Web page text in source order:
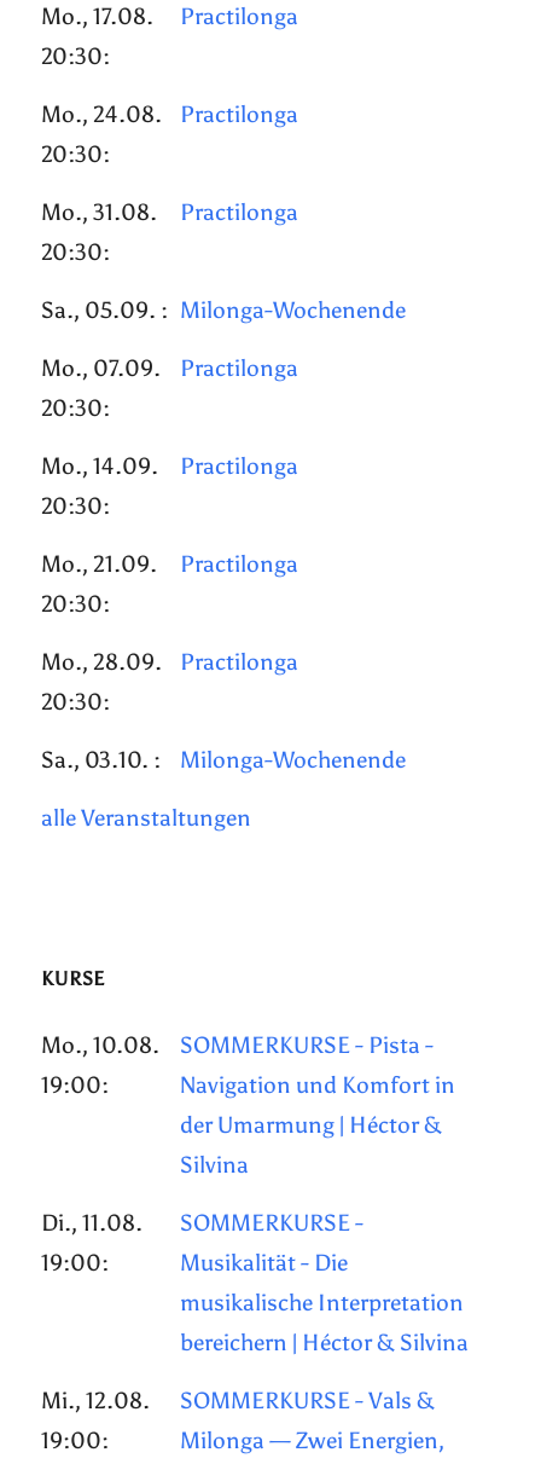
Mo., 17.08.
20:30:
Practilonga
Mo., 24.08.
20:30:
Practilonga
Mo., 31.08.
20:30:
Practilonga
Sa., 05.09. : Milonga-Wochenende
Mo., 07.09.
20:30:
Practilonga
Mo., 14.09.
20:30:
Practilonga
Mo., 21.09.
20:30:
Practilonga
Mo., 28.09.
20:30:
Practilonga
Sa., 03.10. : Milonga-Wochenende
alle Veranstaltungen
KURSE
Mo., 10.08.
19:00:
SOMMERKURSE - Pista -
Navigation und Komfort in
der Umarmung | Héctor &
Silvina
Di., 11.08.
19:00:
SOMMERKURSE -
Musikalität - Die
musikalische Interpretation
bereichern | Héctor & Silvina
Mi., 12.08.
19:00:
SOMMERKURSE - Vals &
Milonga — Zwei Energien,